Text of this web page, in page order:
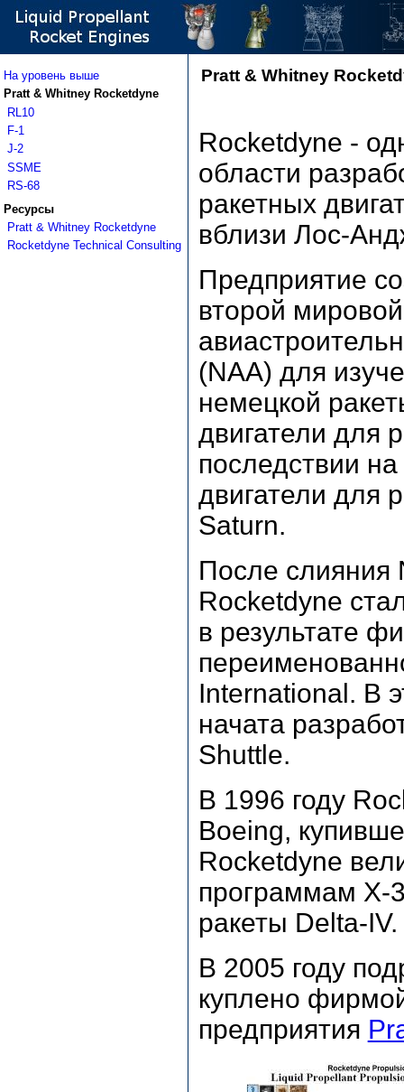
На уровень выше
Pratt & Whitney Rocketdyne
RL10
F-1
J-2
SSME
RS-68
Ресурсы
Pratt & Whitney Rocketdyne
Rocketdyne Technical Consulting
Pratt & Whitney
Rocketdyne -
области
ракетных
вблизи Лос-
Предприятие
второй
(NAA) для
немецкой
двигатели для
последствии
двигатели для
Saturn.
После слияния
Rocketdyne
в результате
International. В
начата
Shuttle.
В 1996 году
Boeing,
Rocketdyne
программам X-
ракеты Delta-IV.
В 2005 году
куплено
предприятия